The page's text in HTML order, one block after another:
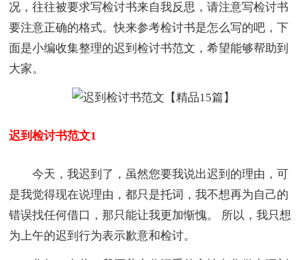
况，往往被要求写检讨书来自我反思，请注意写检讨书
要注意正确的格式。快来参考检讨书是怎么写的吧，下
面是小编收集整理的迟到检讨书范文，希望能够帮助到
大家。
迟到检讨书范文1
今天，我迟到了，虽然您要我说出迟到的理由，可
是我觉得现在说理由，都只是托词，我不想再为自己的
错误找任何借口，那只能让我更加惭愧。 所以，我只想
为上午的迟到行为表示歉意和检讨。